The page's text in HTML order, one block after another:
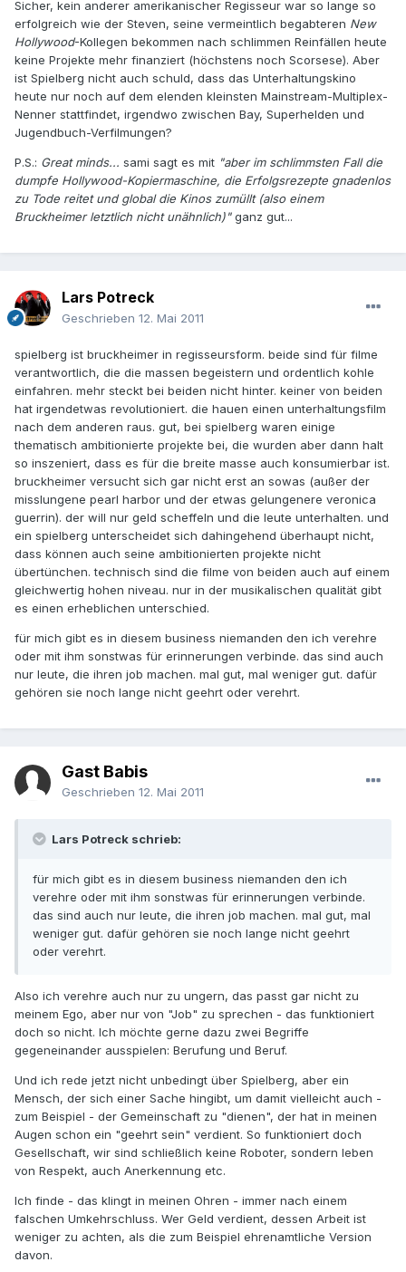
Sicher, kein anderer amerikanischer Regisseur war so lange so
erfolgreich wie der Steven, seine vermeintlich begabteren New
Hollywood-Kollegen bekommen nach schlimmen Reinfällen heute
keine Projekte mehr finanziert (höchstens noch Scorsese). Aber
ist Spielberg nicht auch schuld, dass das Unterhaltungskino
heute nur noch auf dem elenden kleinsten Mainstream-Multiplex-
Nenner stattfindet, irgendwo zwischen Bay, Superhelden und
Jugendbuch-Verfilmungen?
P.S.: Great minds... sami sagt es mit "aber im schlimmsten Fall die
dumpfe Hollywood-Kopiermaschine, die Erfolgsrezepte gnadenlos
zu Tode reitet und global die Kinos zumüllt (also einem
Bruckheimer letztlich nicht unähnlich)"ganz gut...
Lars Potreck
Geschrieben 12. Mai 2011
spielberg ist bruckheimer in regisseursform. beide sind für filme
verantwortlich, die die massen begeistern und ordentlich kohle
einfahren. mehr steckt bei beiden nicht hinter. keiner von beiden
hat irgendetwas revolutioniert. die hauen einen unterhaltungsfilm
nach dem anderen raus. gut, bei spielberg waren einige
thematisch ambitionierte projekte bei, die wurden aber dann halt
so inszeniert, dass es für die breite masse auch konsumierbar ist.
bruckheimer versucht sich gar nicht erst an sowas (außer der
misslungene pearl harbor und der etwas gelungenere veronica
guerrin). der will nur geld scheffeln und die leute unterhalten. und
ein spielberg unterscheidet sich dahingehend überhaupt nicht,
dass können auch seine ambitionierten projekte nicht
übertünchen. technisch sind die filme von beiden auch auf einem
gleichwertig hohen niveau. nur in der musikalischen qualität gibt
es einen erheblichen unterschied.
für mich gibt es in diesem business niemanden den ich verehre
oder mit ihm sonstwas für erinnerungen verbinde. das sind auch
nur leute, die ihren job machen. mal gut, mal weniger gut. dafür
gehören sie noch lange nicht geehrt oder verehrt.
Gast Babis
Geschrieben 12. Mai 2011
Lars Potreck schrieb:
für mich gibt es in diesem business niemanden den ich
verehre oder mit ihm sonstwas für erinnerungen verbinde.
das sind auch nur leute, die ihren job machen. mal gut, mal
weniger gut. dafür gehören sie noch lange nicht geehrt
oder verehrt.
Also ich verehre auch nur zu ungern, das passt gar nicht zu
meinem Ego, aber nur von "Job" zu sprechen - das funktioniert
doch so nicht. Ich möchte gerne dazu zwei Begriffe
gegeneinander ausspielen: Berufung und Beruf.
Und ich rede jetzt nicht unbedingt über Spielberg, aber ein
Mensch, der sich einer Sache hingibt, um damit vielleicht auch -
zum Beispiel - der Gemeinschaft zu "dienen", der hat in meinen
Augen schon ein "geehrt sein" verdient. So funktioniert doch
Gesellschaft, wir sind schließlich keine Roboter, sondern leben
von Respekt, auch Anerkennung etc.
Ich finde - das klingt in meinen Ohren - immer nach einem
falschen Umkehrschluss. Wer Geld verdient, dessen Arbeit ist
weniger zu achten, als die zum Beispiel ehrenamtliche Version
davon.